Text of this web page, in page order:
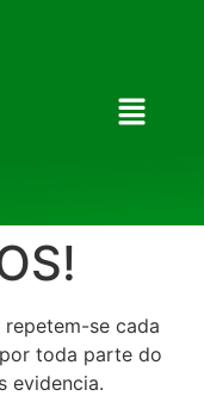
se cada
toda parte do
evidencia.